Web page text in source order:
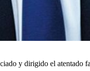
y dirigido el atentado